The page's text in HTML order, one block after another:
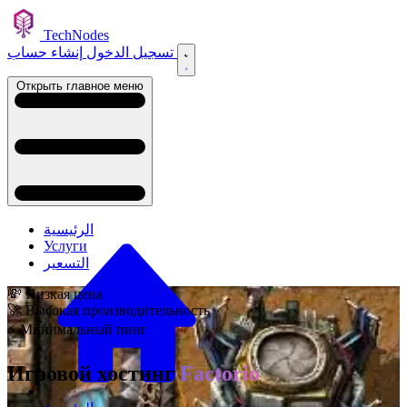
TechNodes
تسجيل الدخول
Открыть главное меню
الرئيسية
Услуги
التسعير
💸 Низкая цена
🚀 Высокая производительность
⚡ Минимальный пинг
Игровой хостингFactorio